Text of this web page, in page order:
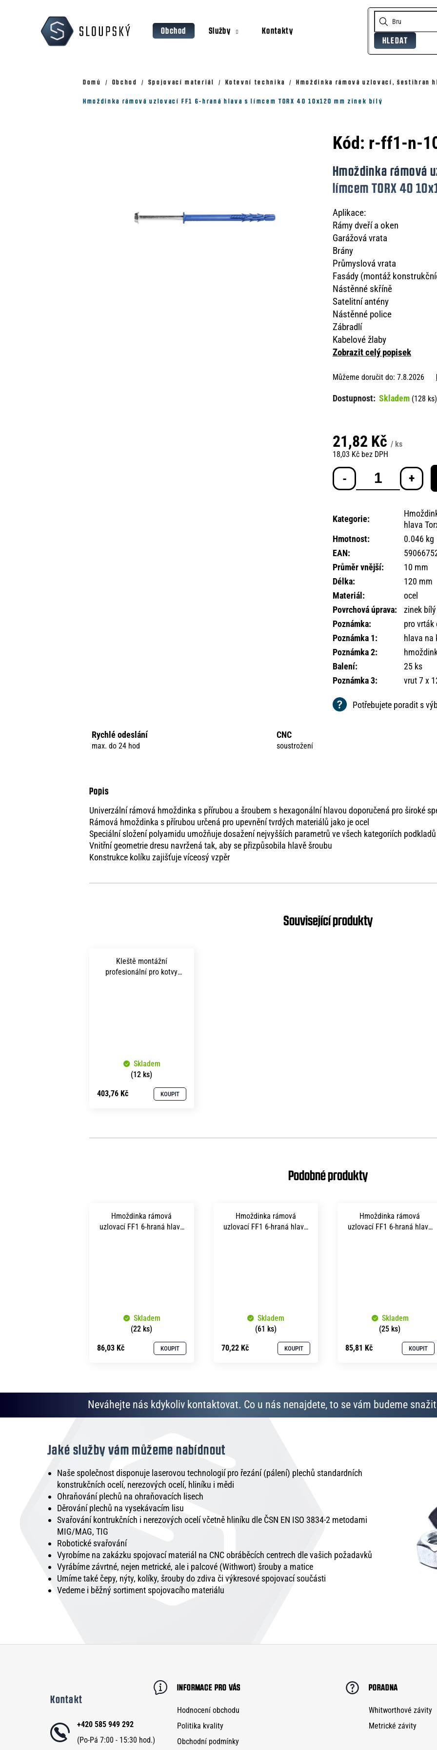
Obchod Služby
Kontakty
HLEDAT
Domů Obchod Spojovací materiál Kotevní technika Hmoždinka rámová uzlovací, šestihran
Hmoždinka rámová uzlovací FF1 6-hraná hlava s límcem TORX 40 10x120 mm zinek bílý
Kód: r-ff1-n-
Hmoždinka rámová
límcem TORX 40
Aplikace:
Rámy dveří a oken
Garážová vrata
Brány
Průmyslová vrata
Fasády (montáž
Nástěnné skříně
Satelitní antény
Nástěnné police
Zábradlí
Kabelové žlaby
Zobrazit celý popisek
Můžeme doručit do: 7.8.2026
Skladem (128 ks)
21,82 Kč / ks
18,03 Kč bez DPH
Měrná
cena:
Kategorie:
hlava
Hmotnost:
0.046 kg
EAN:
Průměr vnější:
10 mm
Délka:
120 mm
Materiál :
ocel
Povrchová úprava:
zinek bílý
Poznámka:
pro vrták
Poznámka 1:
hlava na
Poznámka 2:
Balení:
25 ks
Poznámka 3: vrut 7 x
Potřebujete poradit s
Rychlé odeslání
max. do 24 hod
CNC
soustrožení
Univerzální rámová hmoždinka s přírubou a šroubem s hexagonální hlavou doporučená pro široké
Rámová hmoždinka s přírubou určená pro upevnění tvrdých materiálů jako je ocel
Speciální složení polyamidu umožňuje dosažení nejvyšších parametrů ve všech kategoriích podkladů
Vnitřní geometrie dresu navržená tak, aby se přizpůsobila hlavě šroubu
Konstrukce kolíku zajišťuje víceosý vzpěr
Kleště montážní
profesionální pro kotvy
Skladem
(12 ks)
403,76 Kč KOUPIT
Hmoždinka rámová
uzlovací FF1 6-hraná hlava
Skladem
(22 ks)
86,03 Kč KOUPIT
Hmoždinka rámová
uzlovací FF1 6-hraná hlava
Skladem
(61 ks)
70,22 Kč KOUPIT
Hmoždinka rámová
uzlovací FF1 6-hraná hlava
Skladem
(25 ks)
85,81 Kč KOUPIT
Zpět
Zpět
Doporučujeme
Neváhejte nás kdykoliv kontaktovat. Co u nás nenajdete, to se vám budeme
Jaké služby vám můžeme nabídnout
Naše společnost disponuje laserovou technologií pro řezání (pálení) plechů standardních
konstrukčních ocelí, nerezových ocelí, hliníku i mědi
Ohraňování plechů na ohraňovacích lisech
Děrování plechů na vysekávacím lisu
Svařování kontrukčních i nerezových ocelí včetně hliníku dle ČSN EN ISO 3834-2 metodami
MIG/MAG, TIG
Robotické svařování
Vyrobíme na zakázku spojovací materiál na CNC obráběcích centrech dle vašich požadavků
Vyrábíme závrtné, nejen metrické, ale i palcové (Withwort) šrouby a matice
Umíme také čepy, nýty, kolíky, šrouby do zdiva či výkresové spojovací součásti
Vedeme i běžný sortiment spojovacího materiálu
Kontakt
+420 585 949 292
INFORMACE PRO VÁS
Hodnocení obchodu
Politika kvality
Obchodní podmínky
PORADNA
Whitworthové závity
Metrické závity